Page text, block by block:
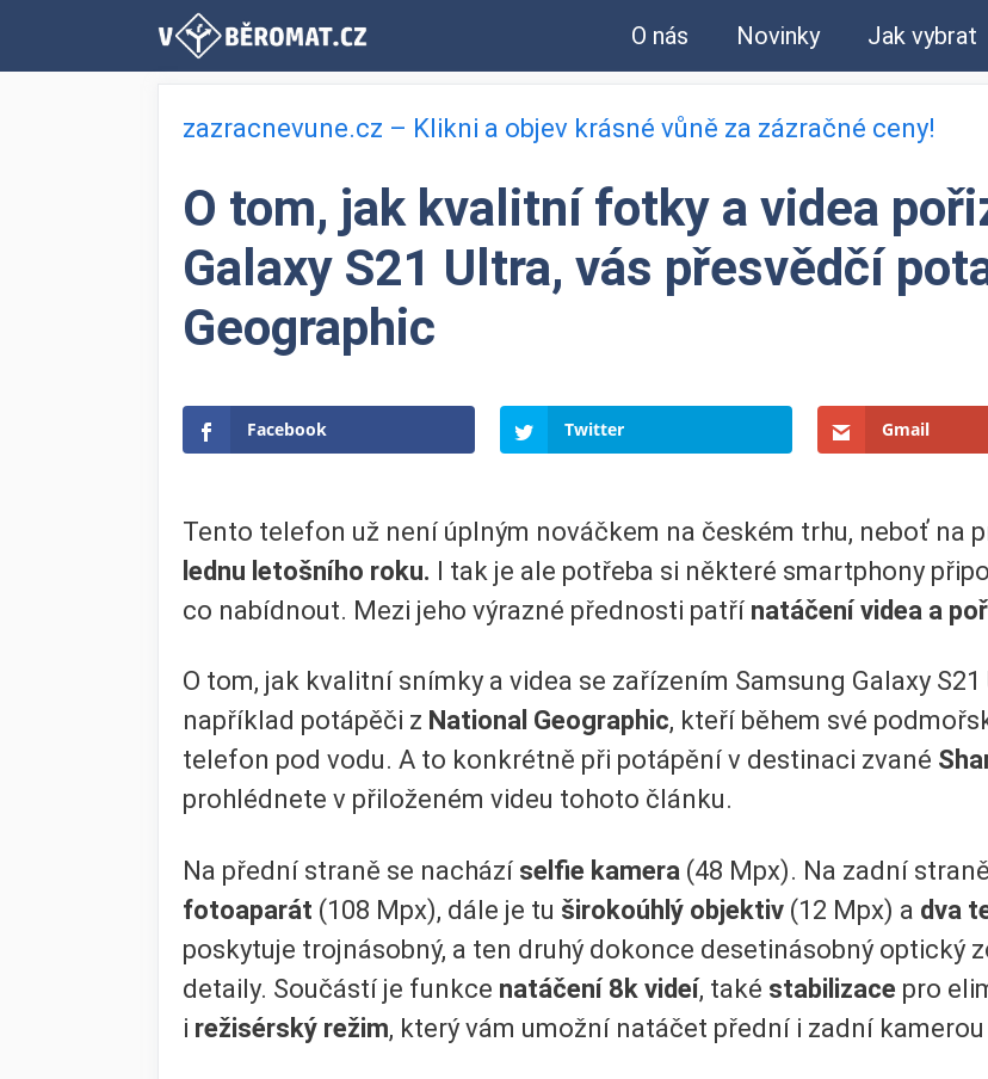
O nás Novinky Jak vybrat
zazracnevune.cz – Klikni a objev krásné vůně za zázračné ceny!
O tom, jak kvalitní fotky a videa
Galaxy S21 Ultra, vás přesvědčí
Geographic
Facebook Twitter Gmail
Tento telefon už není úplným nováčkem na českém trhu, neboť na
lednu letošního roku. I tak je ale potřeba si některé smartphony
co nabídnout. Mezi jeho výrazné přednosti patří natáčení videa a
O tom, jak kvalitní snímky a videa se zařízením Samsung Galaxy
například potápěči z National Geographic, kteří během své
telefon pod vodu. A to konkrétně při potápění v destinaci zvané
prohlédnete v přiloženém videu tohoto článku.
Na přední straně se nachází selfie kamera (48 Mpx). Na zadní
fotoaparát (108 Mpx), dále je tu širokoúhlý objektiv (12 Mpx) a dva
poskytuje trojnásobný, a ten druhý dokonce desetinásobný optický
detaily. Součástí je funkce natáčení 8k videí, také stabilizace pro
i režisérský režim, který vám umožní natáčet přední i zadní